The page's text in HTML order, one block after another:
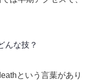
んな技？
という言葉があり